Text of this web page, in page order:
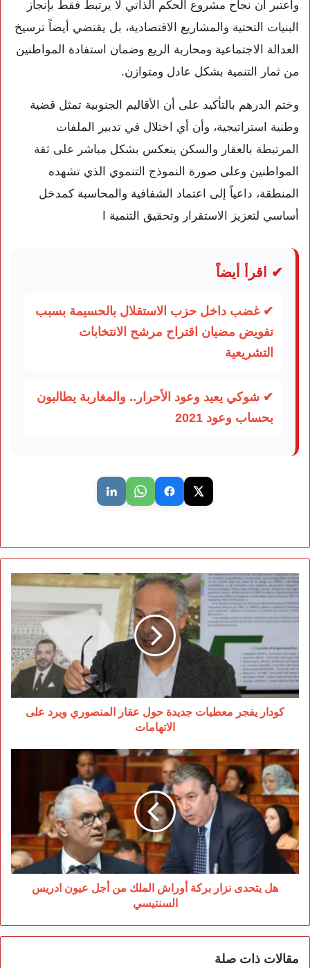
واعتبر أن نجاح مشروع الحكم الذاتي لا يرتبط فقط بإنجاز
البنيات التحتية والمشاريع الاقتصادية، بل يقتضي أيضاً ترسيخ
العدالة الاجتماعية ومحاربة الريع وضمان استفادة المواطنين
من ثمار التنمية بشكل عادل ومتوازن.
وختم الدرهم بالتأكيد على أن الأقاليم الجنوبية تمثل قضية
وطنية استراتيجية، وأن أي اختلال في تدبير الملفات
المرتبطة بالعقار والسكن ينعكس بشكل مباشر على ثقة
المواطنين وعلى صورة النموذج التنموي الذي تشهده
المنطقة، داعياً إلى اعتماد الشفافية والمحاسبة كمدخل
أساسي لتعزيز الاستقرار وتحقيق التنمية ا
✔ اقرأ أيضاً
✔ غضب داخل حزب الاستقلال بالحسيمة بسبب
تفويض مضيان اقتراح مرشح الانتخابات
التشريعية
✔ شوكي يعيد وعود الأحرار.. والمغاربة يطالبون
بحساب وعود 2021
كودار
يفجر
معطيات
جديدة
عقار
المنصوري
ويرد
على
الاتهامات
كودار يفجر معطيات جديدة حول عقار المنصوري ويرد على
الاتهامات
هل
يتحدى
نزار
بركة
أوراش
الملك
من
أجل
عيون
ادريس
هل يتحدى نزار بركة أوراش الملك من أجل عيون ادريس
السنتيسي
مقالات ذات صلة